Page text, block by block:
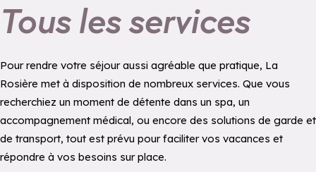
Tous les services
Pour rendre votre séjour aussi agréable que pratique, La
Rosière met à disposition de nombreux services. Que vous
recherchiez un moment de détente dans un spa, un
accompagnement médical, ou encore des solutions de garde et
de transport, tout est prévu pour faciliter vos vacances et
répondre à vos besoins sur place.